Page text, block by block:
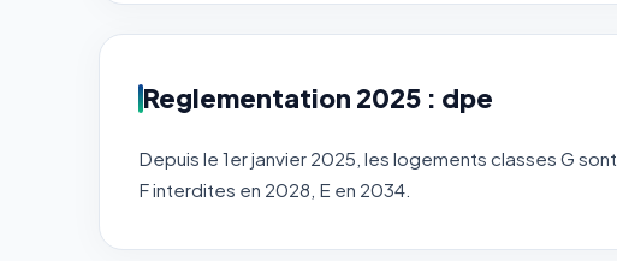
Reglementation 2025 : dpe
Depuis le 1er janvier 2025, les logements classes G sont
F interdites en 2028, E en 2034.